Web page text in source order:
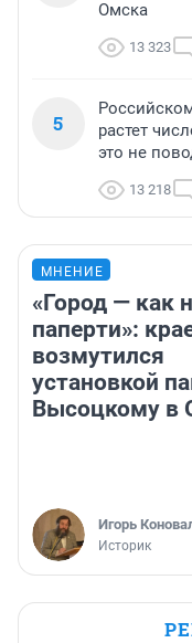
Омска
13 323
5
растет
это не
13 218
МНЕНИЕ
«Город — как
паперти»:
возмутился
установкой
Высоцкому в
Игорь
Историк